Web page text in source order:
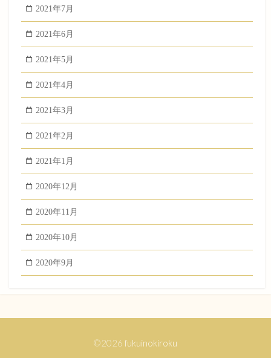
2021年7月
2021年6月
2021年5月
2021年4月
2021年3月
2021年2月
2021年1月
2020年12月
2020年11月
2020年10月
2020年9月
©2026 fukuinokiroku